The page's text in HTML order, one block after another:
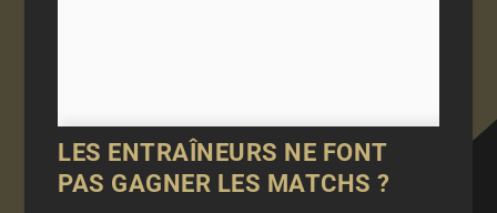
LES ENTRAÎNEURS NE FONT
PAS GAGNER LES MATCHS ?